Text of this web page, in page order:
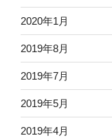
2020年1月
2019年8月
2019年7月
2019年5月
2019年4月